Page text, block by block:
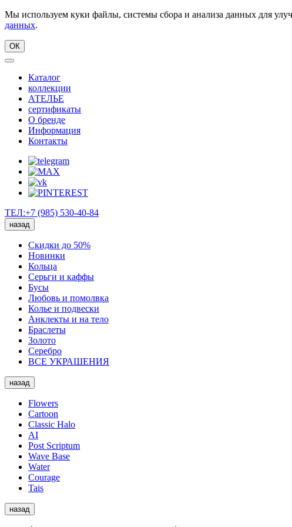
Мы используем куки файлы, системы сбора и анализа данных для
данных.
ОК
Каталог
коллекции
АТЕЛЬЕ
сертификаты
О бренде
Информация
Контакты
ТЕЛ:+7 (985) 530-40-84
назад
Скидки до 50%
Новинки
Кольца
Серьги и каффы
Бусы
Любовь и помолвка
Колье и подвески
Анклекты и на тело
Браслеты
Золото
Серебро
ВСЕ УКРАШЕНИЯ
назад
Flowers
Cartoon
Classic Halo
AI
Post Scriptum
Wave Base
Water
Courage
Tais
назад